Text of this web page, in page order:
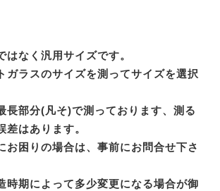
なく汎用サイズです。
ガラスのサイズを測ってサイズを選択
長部分(凡そ)で測っております、測る
差はあります。
お困りの場合は、事前にお問合せ下さ
時期によって多少変更になる場合が御